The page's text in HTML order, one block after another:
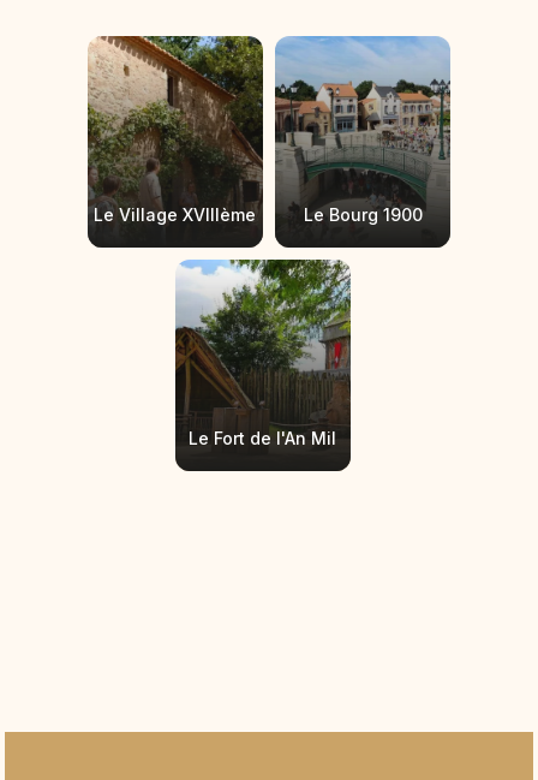
Le Village XVIIIème Le Bourg 1900
Le Fort de l'An Mil